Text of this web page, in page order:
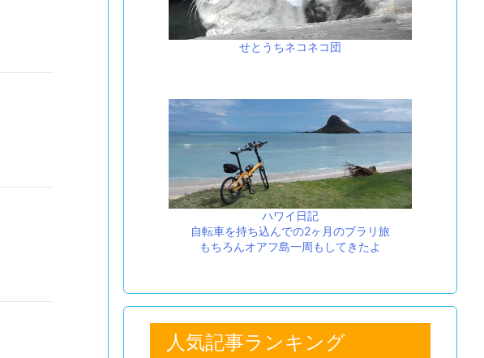
せとうちネコネコ団
ハワイ日記
自転車を持ち込んでの2ヶ月のブラリ旅
もちろんオアフ島一周もしてきたよ
人気記事ランキング